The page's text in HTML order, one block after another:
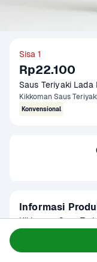
Sisa 1
Rp22.100
Saus Teriyaki
Kikkoman Saus
Konvensional
Informasi
Kikkoman Saus
alami dan higienis.